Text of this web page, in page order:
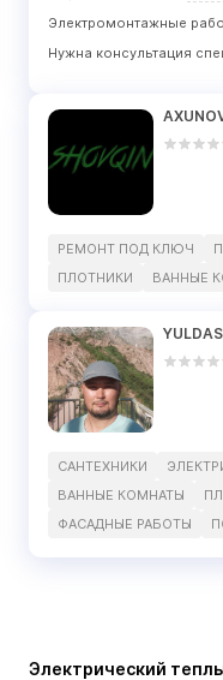
РЕМОНТ ПОД КЛЮЧ
ПЛОТНИКИ
ВАННЫЕ
САНТЕХНИКИ
ВАННЫЕ КОМНАТЫ
ФАСАДНЫЕ РАБОТЫ
Электрический